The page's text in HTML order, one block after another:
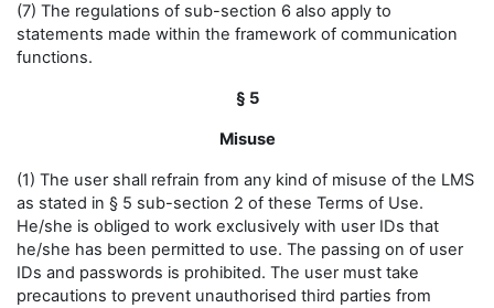
(7) The regulations of sub-section 6 also apply to
statements made within the framework of communication
functions.
§ 5
Misuse
(1) The user shall refrain from any kind of misuse of the LMS
as stated in § 5 sub-section 2 of these Terms of Use.
He/she is obliged to work exclusively with user IDs that
he/she has been permitted to use. The passing on of user
IDs and passwords is prohibited. The user must take
precautions to prevent unauthorised third parties from